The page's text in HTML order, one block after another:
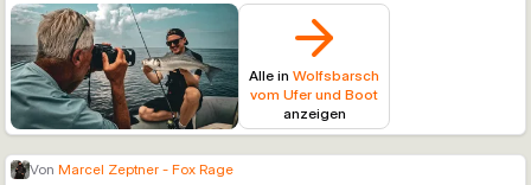
Alle in Wolfsbarsch
vom Ufer und Boot
anzeigen
Von Marcel Zeptner - Fox Rage